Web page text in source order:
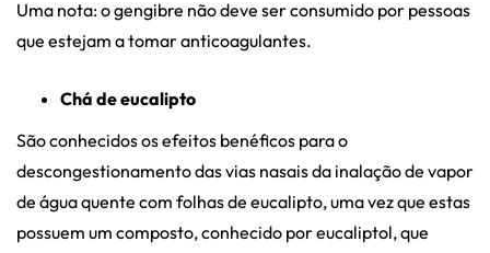
Uma nota: o gengibre não deve ser consumido por pessoas
que estejam a tomar anticoagulantes.
Chá de eucalipto
São conhecidos os efeitos benéficos para o
descongestionamento das vias nasais da inalação de vapor
de água quente com folhas de eucalipto, uma vez que estas
possuem um composto, conhecido por eucaliptol, que